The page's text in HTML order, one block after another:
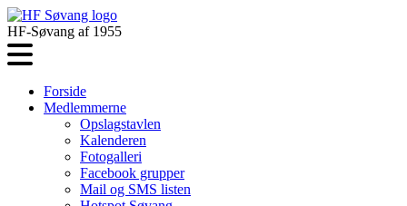
HF-Søvang af 1955
Forside
Medlemmerne
Opslagstavlen
Kalenderen
Fotogalleri
Facebook grupper
Mail og SMS listen